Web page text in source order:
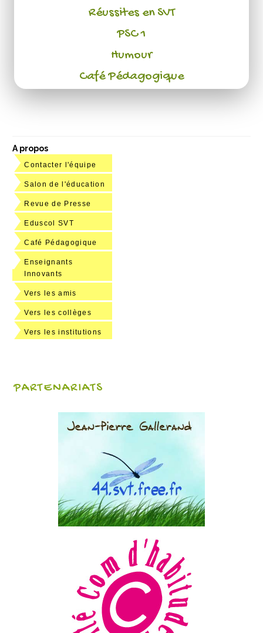
Réussites en SVT
PSC 1
Humour
Café Pédagogique
A propos
Contacter l'équipe
Salon de l'éducation
Revue de Presse
Eduscol SVT
Café Pédagogique
Enseignants
Innovants
Vers les amis
Vers les collèges
Vers les institutions
PARTENARIATS